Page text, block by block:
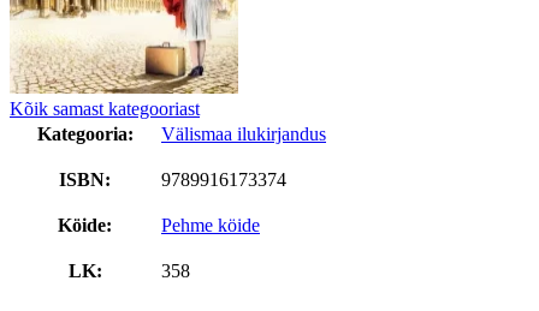
Kõik samast kategooriast
Kategooria:
Välismaa ilukirjandus
ISBN: 9789916173374
Köide: Pehme köide
LK: 358